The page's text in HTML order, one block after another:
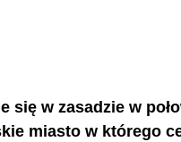
się w zasadzie w
miasto w którego